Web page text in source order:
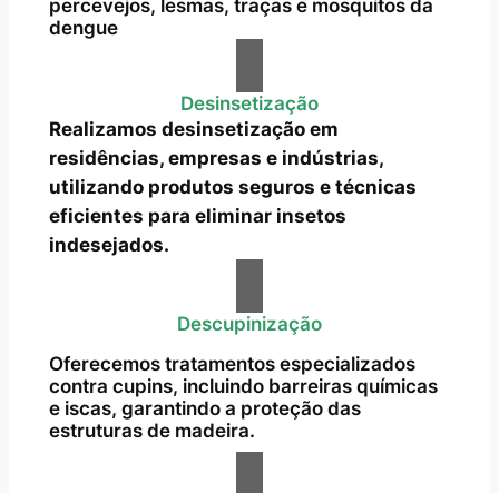
percevejos, lesmas, traças e mosquitos da
dengue
Desinsetização
Realizamos desinsetização em
residências, empresas e indústrias,
utilizando produtos seguros e técnicas
eficientes para eliminar insetos
indesejados.
Descupinização
Oferecemos tratamentos especializados
contra cupins, incluindo barreiras químicas
e iscas, garantindo a proteção das
estruturas de madeira.